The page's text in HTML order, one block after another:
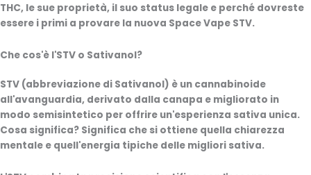
THC, le sue proprietà, il suo status legale e perché dovreste
essere i primi a provare la nuova Space Vape STV.
Che cos'è l'STV o Sativanol?
STV (abbreviazione di Sativanol) è un cannabinoide
all'avanguardia, derivato dalla canapa e migliorato in
modo semisintetico per offrire un'esperienza sativa unica.
Cosa significa? Significa che si ottiene quella chiarezza
mentale e quell'energia tipiche delle migliori sativa.